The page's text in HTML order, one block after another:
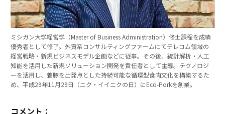
ミシガン大学経営学（Master of Business Administration）修士課程を成績
優秀者として修了。外資系コンサルティングファームにてテレコム領域の
経営戦略・新規ビジネスモデル企画などに従事。その後、統計解析・人工
知能を活用した新規ソリューション開発を責任者として主導。テクノロジ
ーを活用し、養豚を出発点とした持続可能な循環型食肉文化を構築するた
め、平成29年11月29日（ニク・イイニクの日）にEco-Porkを創業。
コメント：